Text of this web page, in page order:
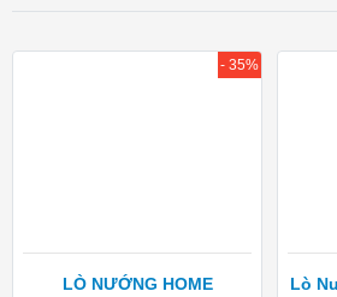
LÒ NƯỚNG HOME
- 35%
Lò